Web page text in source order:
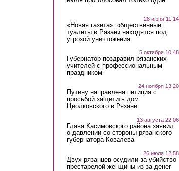
28 июня 11:14
«Новая газета»: общественные
туалеты в Рязани находятся под
угрозой уничтожения
5 октября 10:48
Губернатор поздравил рязанских
учителей с профессиональным
праздником
24 ноября 13:20
Путину направлена петиция с
просьбой защитить дом
Циолковского в Рязани
13 августа 22:06
Глава Касимовского района заявил
о давлении со стороны рязанского
губернатора Ковалева
26 июля 12:58
Двух рязанцев осудили за убийство
престарелой женщины из-за денег